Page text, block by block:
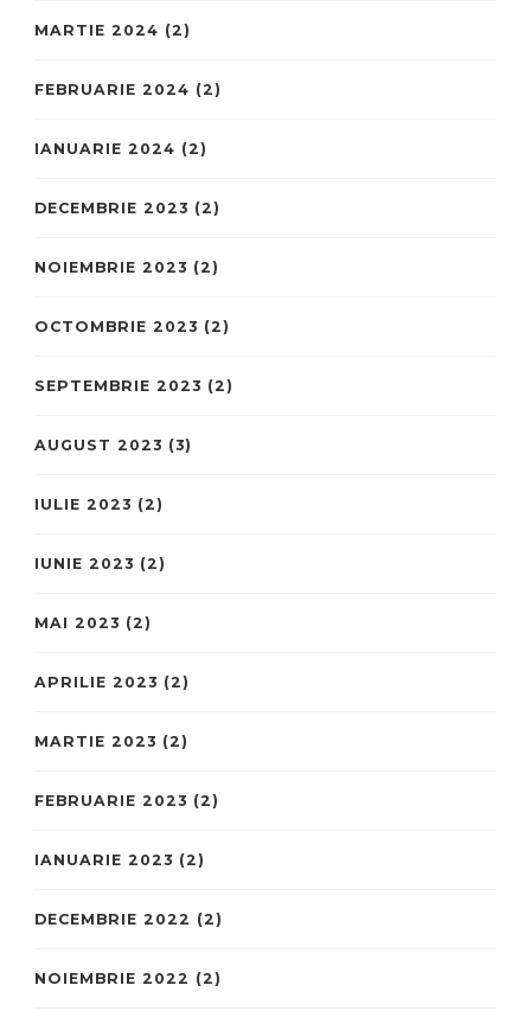
MARTIE 2024 (2)
FEBRUARIE 2024 (2)
IANUARIE 2024 (2)
DECEMBRIE 2023 (2)
NOIEMBRIE 2023 (2)
OCTOMBRIE 2023 (2)
SEPTEMBRIE 2023 (2)
AUGUST 2023 (3)
IULIE 2023 (2)
IUNIE 2023 (2)
MAI 2023 (2)
APRILIE 2023 (2)
MARTIE 2023 (2)
FEBRUARIE 2023 (2)
IANUARIE 2023 (2)
DECEMBRIE 2022 (2)
NOIEMBRIE 2022 (2)